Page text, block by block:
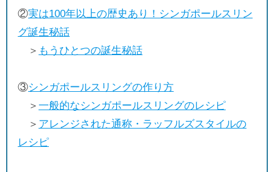
②実は100年以上の歴史あり！シンガポールスリン
グ誕生秘話
＞ もうひとつの誕生秘話
③シンガポールスリングの作り方
＞ 一般的なシンガポールスリングのレシピ
＞ アレンジされた通称・ラッフルズスタイルの
レシピ